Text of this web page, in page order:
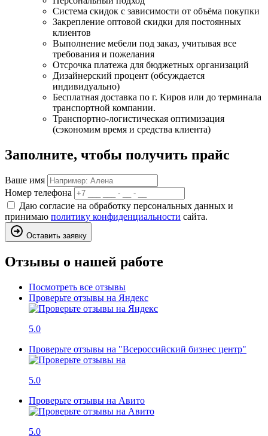
Система скидок с зависимости от объёма покупки
Закрепление оптовой скидки для постоянных
клиентов
Выполнение мебели под заказ, учитывая все
требования и пожелания
Отсрочка платежа для бюджетных организаций
Дизайнерский процент (обсуждается
индивидуально)
Бесплатная доставка по г. Киров или до терминала
транспортной компании.
Транспортно-логистическая оптимизация
(сэкономим время и средства клиента)
Заполните, чтобы получить прайс
Ваше имя
Номер телефона
Даю согласие на обработку персональных данных и
принимаю политику конфиденциальности сайта.
Оставить заявку
Отзывы о нашей работе
Посмотреть все отзывы
Проверьте отзывы на Яндекс
5.0
Проверьте отзывы на "Всероссийский бизнес центр"
5.0
Проверьте отзывы на Авито
5.0